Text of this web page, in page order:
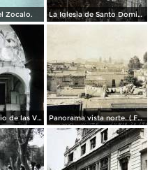
Zocalo. La Iglesia de Santo Domingo.
Patio del colegio de las Vizcainas por el fotografo Hugo Brehme. Panorama vista norte. ( Fechada el 20 de Junio de 1905 ).